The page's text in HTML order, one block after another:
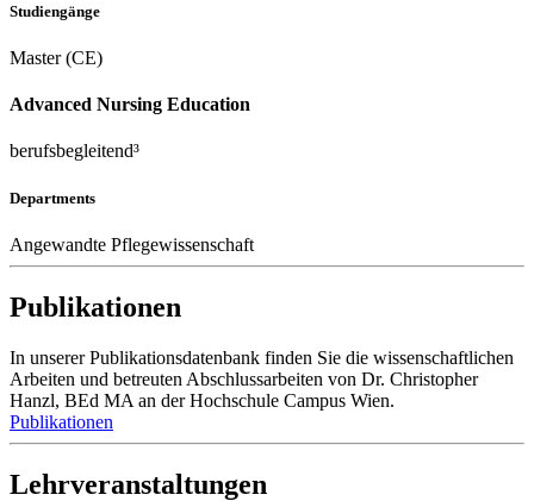
Studiengänge
Master (CE)
Advanced Nursing Education
berufsbegleitend³
Departments
Angewandte Pflegewissenschaft
Publikationen
In unserer Publikationsdatenbank finden Sie die wissenschaftlichen
Arbeiten und betreuten Abschlussarbeiten von Dr. Christopher
Hanzl, BEd MA an der Hochschule Campus Wien.
Publikationen
Lehrveranstaltungen